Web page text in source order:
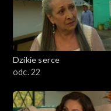
Dzikie serce
odc. 22